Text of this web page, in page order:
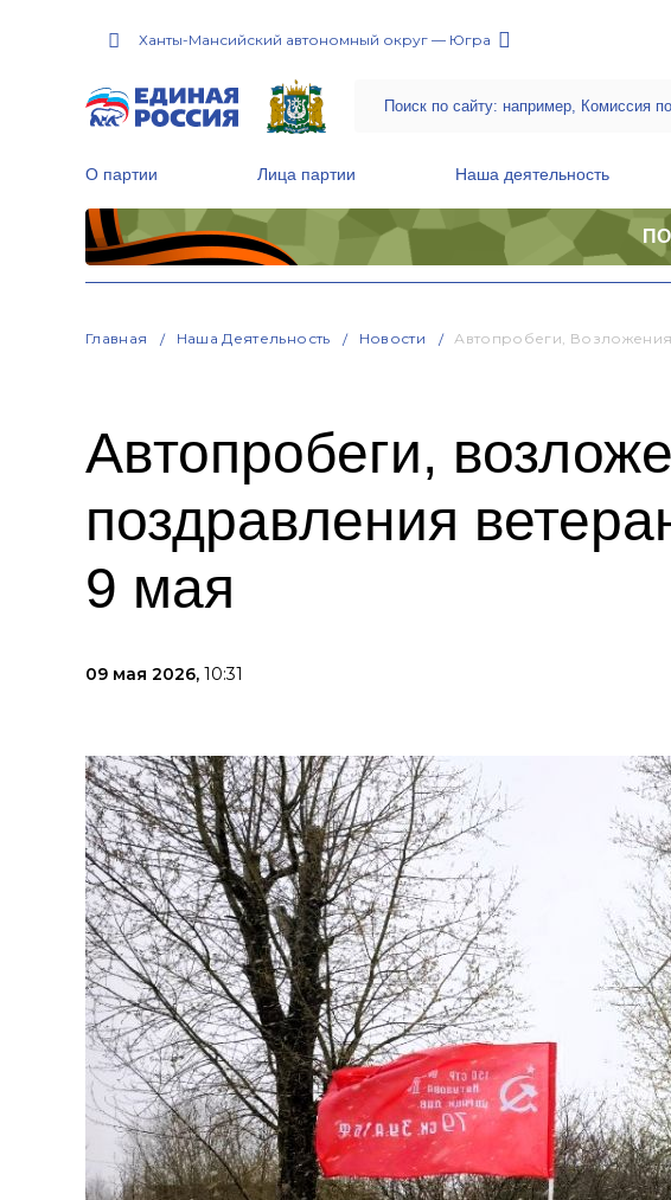
Ханты-Мансийский автономный округ — Югра
О партии Лица партии Наша деятельность
Главная Наша Деятельность Новости Автопробеги,
Автопробеги,
поздравления
9 мая
09 мая 2026, 10:31